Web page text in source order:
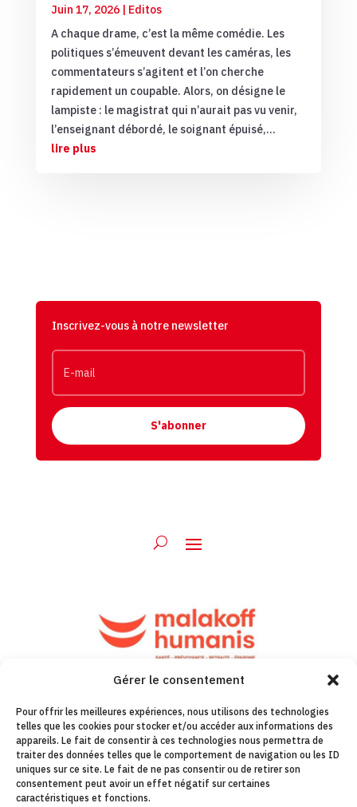
Gérer le consentement
Pour offrir les meilleures expériences, nous utilisons des technologies
telles que les cookies pour stocker et/ou accéder aux informations des
appareils. Le fait de consentir à ces technologies nous permettra de
traiter des données telles que le comportement de navigation ou les ID
uniques sur ce site. Le fait de ne pas consentir ou de retirer son
consentement peut avoir un effet négatif sur certaines
caractéristiques et fonctions.
Juin 17, 2026| Editos
A chaque drame, c’est la même comédie. Les
politiques s’émeuvent devant les caméras, les
commentateurs s’agitent et l’on cherche
rapidement un coupable. Alors, on désigne le
lampiste : le magistrat qui n’aurait pas vu venir,
l’enseignant débordé, le soignant épuisé,...
lire plus
Inscrivez-vous à notre newsletter
S'abonner